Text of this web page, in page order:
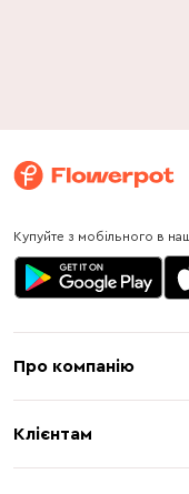
Купуйте з мобільного в
Про компанію
Клієнтам